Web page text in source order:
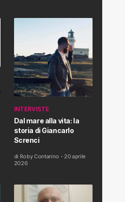
INTERVISTE
Dal mare alla vita: la
storia di Giancarlo
Screnci
di Roby Contarino - 20 aprile
2026